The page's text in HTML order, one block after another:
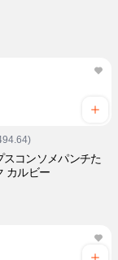
スコンソメパンチた
カルビー